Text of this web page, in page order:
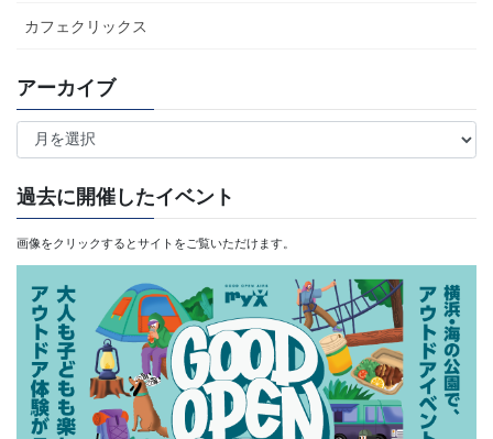
カフェクリックス
アーカイブ
ア
ー
カ
イ
ブ
過去に開催したイベント
画像をクリックするとサイトをご覧いただけます。